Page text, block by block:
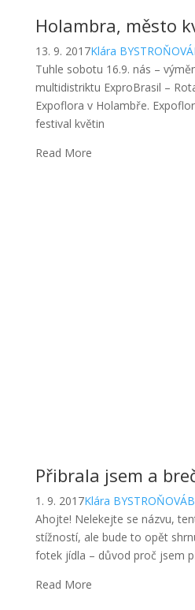
Holambra, město
13. 9. 2017Klára BYSTROŇOVÁ
Tuhle sobotu 16.9. nás –
multidistriktu ExproBrasil –
Expoflora v Holambře.
festival květin
Read More
Přibrala jsem a
1. 9. 2017Klára BYSTROŇOVÁ
Ahojte! Nelekejte se názvu,
stížností, ale bude to opět
fotek jídla – důvod proč jsem
Read More